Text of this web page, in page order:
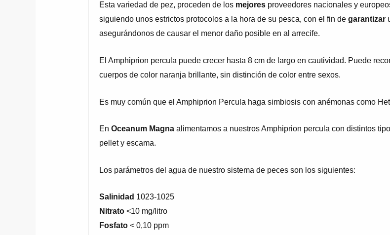
Esta variedad de pez, proceden de los mejoresproveedores nacionales y
siguiendo unos estrictos protocolos a la hora de su pesca, con el fin de garantizar
asegurándonos de causar el menor daño posible en al arrecife.
El Amphiprion percula puede crecer hasta 8 cm de largo en cautividad. Puede
cuerpos de color naranja brillante, sin distinción de color entre sexos.
Es muy común que el Amphiprion Percula haga simbiosis con anémonas como
En Oceanum Magnaalimentamos a nuestros Amphiprion percula con distintos
pellet y escama.
Los parámetros del agua de nuestro sistema de peces son los siguientes:
Salinidad 1023-1025
Nitrato<10 mg/litro
Fosfato< 0,10 ppm